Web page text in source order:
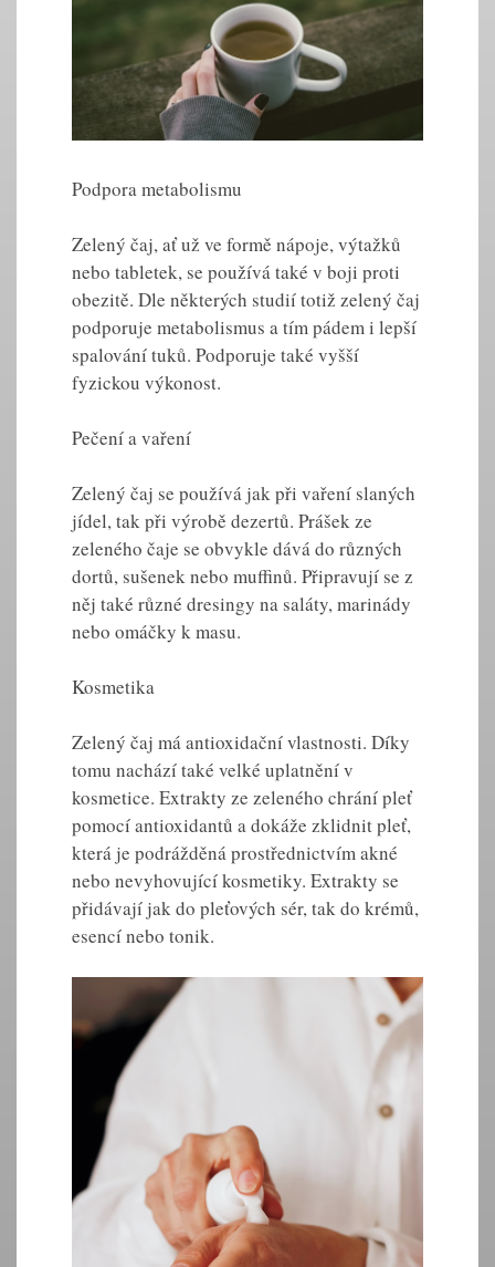
Podpora metabolismu
Zelený čaj, ať už ve formě nápoje, výtažků
nebo tabletek, se používá také v boji proti
obezitě. Dle některých studií totiž zelený čaj
podporuje metabolismus a tím pádem i lepší
spalování tuků. Podporuje také vyšší
fyzickou výkonost.
Pečení a vaření
Zelený čaj se používá jak při vaření slaných
jídel, tak při výrobě dezertů. Prášek ze
zeleného čaje se obvykle dává do různých
dortů, sušenek nebo muffinů. Připravují se z
něj také různé dresingy na saláty, marinády
nebo omáčky k masu.
Kosmetika
Zelený čaj má antioxidační vlastnosti. Díky
tomu nachází také velké uplatnění v
kosmetice. Extrakty ze zeleného chrání pleť
pomocí antioxidantů a dokáže zklidnit pleť,
která je podrážděná prostřednictvím akné
nebo nevyhovující kosmetiky. Extrakty se
přidávají jak do pleťových sér, tak do krémů,
esencí nebo tonik.